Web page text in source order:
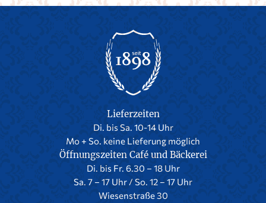
Lieferzeiten
Di. bis Sa. 10-14 Uhr
Mo + So. keine Lieferung möglich
Öffnungszeiten Café und Bäckerei
Di. bis Fr. 6.30 – 18 Uhr
Sa. 7 – 17 Uhr / So. 12 – 17 Uhr
Wiesenstraße 30